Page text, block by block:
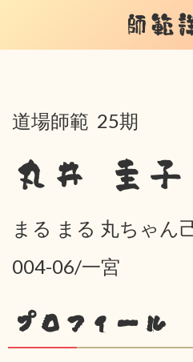
師範
道場師範 25期
丸井 圭子
まる まる 丸ちゃん
004-06/一宮
プロフィール